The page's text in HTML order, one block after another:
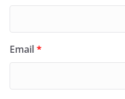
Email*